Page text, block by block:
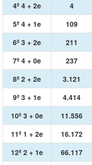
4ª 4 + 2e
4
5ª 4 + 1e
109
6ª 3 + 2e
211
7ª 4 + 0e
237
8ª 2 + 2e
3.121
9ª 3 + 1e
4.414
10ª 3 + 0e
11.556
11ª 1 + 2e
16.172
12ª 2 + 1e
66.117